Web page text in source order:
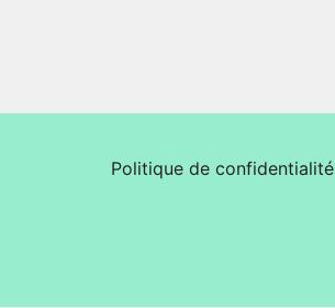
Politique de confidentialité